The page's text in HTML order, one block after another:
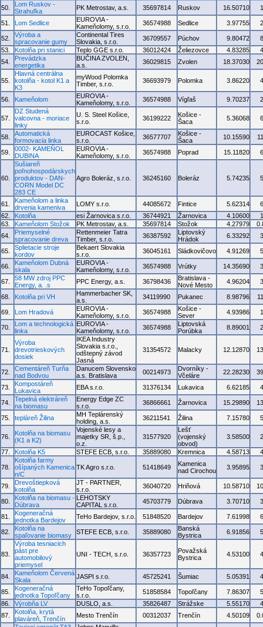
50.
Lom Ruskov -
Strahuľka
PK Metrostav, a.s. 35697814 Ruskov 16.50710
51. Lom Sedlice
EUROVIA -
Kameňolomy, s.r.o.
36574988 Sedlice 3.97755
52.
Výroba a
spracovanie gumy
Continental Tires
Slovakia, s.r.o.
36709557 Púchov 9.80472
53.
Kotolňa pri stanici Teplo GGE s.r.o. 36012424 Želiezovce 4.83285
54.
Prevádzka
energetika
BUČINA ZVOLEN,
a.s.
36029815 Zvolen 18.37030
55.
Hlavná centrálna
kotolňa - kotol K1 a
K3
myWood Polomka
Timber, s.r.o.
36693979 Polomka 3.86220
56. Kameňolom
EUROVIA -
Kameňolomy, s.r.o.
36574988 Vígľaš 9.70237
57.
DZ Studená
valcovna - moriace
linky
U. S. Steel Košice,
s.r.o.
36199222
Košice -
Šaca
5.36068
58.
Automatická
formovacia linka
EUROCAST Košice,
s.r.o.
36577707
Košice -
Šaca
10.15590
59.
0002- KAMEŇOL
DUBINA
EUROVIA -
Kameňolomy, s.r.o.
36574988 Poprad 15.11820
60.
Sušiareň
poľnohospodárskych
produktov - DAN-
CORN Model DC
283 CE
Agro Boleráz, s.r.o. 36245160 Boleráz 5.74235
61.
Kameňolom a linka
drvenia kameniva
LOMY s.r.o. 44085672 Fintice 5.62314
62.
Kotolňa esi Žarnovica s.r.o. 36744921 Žarnovica 4.10600
63.
Kameňolom Stožok PK Metrostav, a.s. 35697814 Stožok 4.27979
64.
Priemyselné
spracovanie dreva
Rettenmeier Tatra
Timber, s.r.o.
36387592
Liptovský
Hrádok
6.33292
65.
Splietacie stroje
kordov
Bekaert Slovakia
s.r.o.
36045161 Sládkovičovo 4.91269
66.
Kameňolom Dubná
skala
EUROVIA -
Kameňolomy, s.r.o.
36574988 Vrútky 14.35690
67.
58 MW zdroj PPC
Energy, a. .s
PPC Energy, a.s. 36798436
Bratislava -
Nové Mesto
4.96204
68. Kotolňa pri VH
Hammerbacher SK,
a.s.
34119990 Pukanec 8.98796
69. Lom Hradová
EUROVIA -
Kameňolomy, s.r.o.
36574988
Košice -
Sever
4.93986
70.
Lom a technologická
linka
EUROVIA -
Kameňolomy, s.r.o.
36574988
Liptovská
Porúbka
8.89001
71.
Výroba
drevotrieskových
dosiek
IKEA Industry
Slovakia s.r.o.,
odštepný závod
Jasná
31354572 Malacky 12.12870
72.
Cementáreň Turňa
nad Bodvou
Danucem Slovensko
a.s. Bratislava
00214973
Dvorníky -
Včeláre
22.28230
73.
Kompostáreň
Lukavica
EBA s.r.o. 31376134 Lukavica 6.62185
74.
Tepelná elektráreň
na biomasu
Energy Edge ZC
s.r.o.
36866661 Žarnovica 15.29890
75. tepláreň Žilina
MH Teplárenský
holding, a.s.
36211541 Žilina 7.15780
76.
Kotolňa na biomasu
(K1 a K2)
Vojenské lesy a
majetky SR, š.p.,
o.z.
31577920
Lešť
(vojenský
obvod)
3.58500
77. Kotolňa K5 STEFE ECB, s.r.o. 35889080 Kremnica 4.58713
78.
Kotolňa farmy
ošípaných Kamenica
n/C
TK Agro s.r.o. 51418649
Kamenica
nad Cirochou
3.95895
79.
Drevoštiepková
kotolňa
JT - PARTNER,
s.r.o.
36040720 Hriňová 10.58710
80.
Kotolňa na biomasu -
Dúbrava
LEHOTSKY
CAPITAL s.r.o.
45703779 Dúbrava 3.70710
81.
Kogeneračná
jednotka Bardejov
TeHo Bardejov, s.r.o. 51848520 Bardejov 7.61998
82.
Kotolňa na
spaľovanie biomasy
STEFE ECB, s.r.o. 35889080
Banská
Bystrica
6.91856
83.
Výroba tesniacich
pást pre
automobilový
priemysel
UNI - TECH, s.r.o. 36357723
Považská
Bystrica
4.53100
84.
Kameňolom Červená
Skala
JASPI s.r.o. 45725241 Šumiac 5.05391
85.
Kogeneračná
jednotka Topoľčany
TeHo Topoľčany,
s.r.o.
51858584 Topoľčany 7.86307
86.
Výrobňa LV DUSLO, a.s. 35826487 Strážske 5.55170
87.
Kotolňa, krytá
plaváreň, Trenčín
Mesto Trenčín 00312037 Trenčín 4.50109